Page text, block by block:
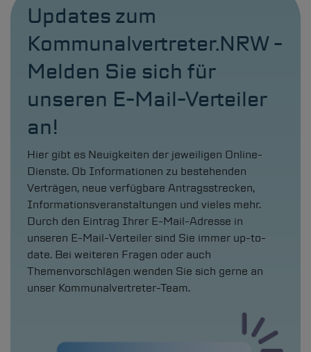
Updates zum
Kommunalvertreter.NRW -
Melden Sie sich für
unseren E-Mail-Verteiler
an!
Hier gibt es Neuigkeiten der jeweiligen Online-
Dienste. Ob Informationen zu bestehenden
Verträgen, neue verfügbare Antragsstrecken,
Informationsveranstaltungen und vieles mehr.
Durch den Eintrag Ihrer E-Mail-Adresse in
unseren E-Mail-Verteiler sind Sie immer up-to-
date. Bei weiteren Fragen oder auch
Themenvorschlägen wenden Sie sich gerne an
unser Kommunalvertreter-Team.